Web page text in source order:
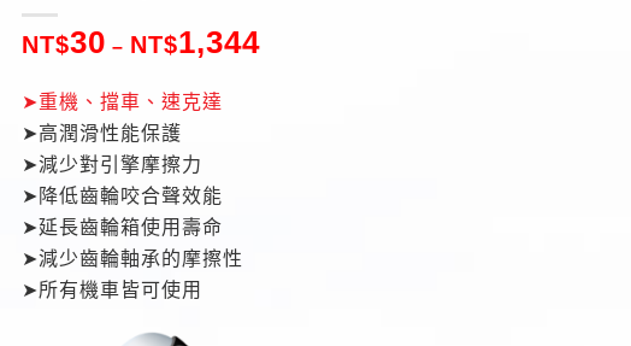
NT$30 – NT$1,344
➤重機、擋車、速克達
➤高潤滑性能保護
➤減少對引擎摩擦力
➤降低齒輪咬合聲效能
➤延長齒輪箱使用壽命
➤減少齒輪軸承的摩擦性
➤所有機車皆可使用